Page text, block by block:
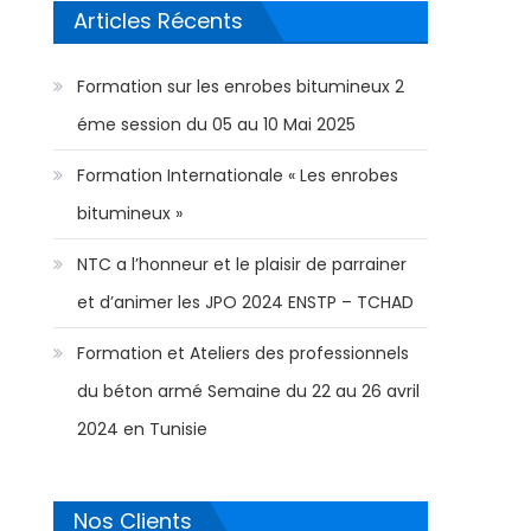
Articles Récents
Formation sur les enrobes bitumineux 2
éme session du 05 au 10 Mai 2025
Formation Internationale « Les enrobes
bitumineux »
NTC a l’honneur et le plaisir de parrainer
et d’animer les JPO 2024 ENSTP – TCHAD
Formation et Ateliers des professionnels
du béton armé Semaine du 22 au 26 avril
2024 en Tunisie
Nos Clients